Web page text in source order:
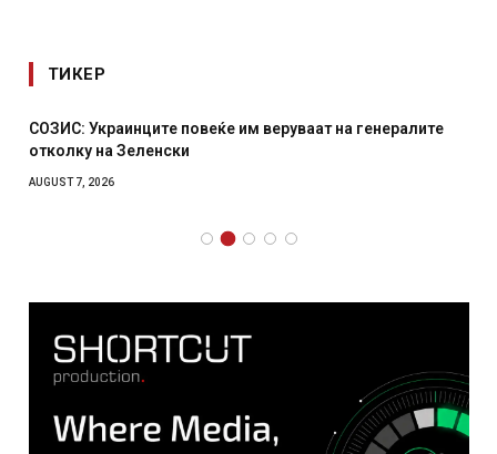
ТИКЕР
СОЗИС: Украинците повеќе им веруваат на генералите
отколку на Зеленски
AUGUST 7, 2026